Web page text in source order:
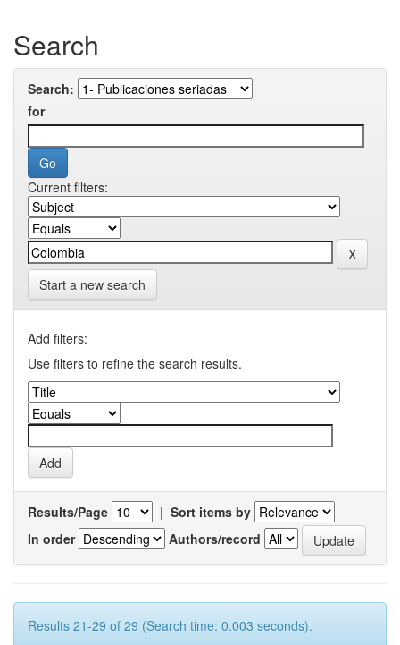
Search
Search:
for
Current filters:
Start a new search
Add filters:
Use filters to refine the search results.
Results/Page | Sort items by
In order
Authors/record
Results 21-29 of 29 (Search time: 0.003 seconds).